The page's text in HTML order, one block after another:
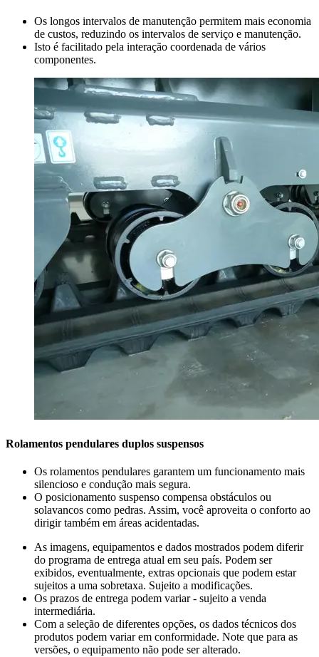
Os longos intervalos de manutenção permitem mais economia
de custos, reduzindo os intervalos de serviço e manutenção.
Isto é facilitado pela interação coordenada de vários
componentes.
Rolamentos pendulares duplos suspensos
Os rolamentos pendulares garantem um funcionamento mais
silencioso e condução mais segura.
O posicionamento suspenso compensa obstáculos ou
solavancos como pedras. Assim, você aproveita o conforto ao
dirigir também em áreas acidentadas.
As imagens, equipamentos e dados mostrados podem diferir
do programa de entrega atual em seu país. Podem ser
exibidos, eventualmente, extras opcionais que podem estar
sujeitos a uma sobretaxa. Sujeito a modificações.
Os prazos de entrega podem variar - sujeito a venda
intermediária.
Com a seleção de diferentes opções, os dados técnicos dos
produtos podem variar em conformidade. Note que para as
versões, o equipamento não pode ser alterado.